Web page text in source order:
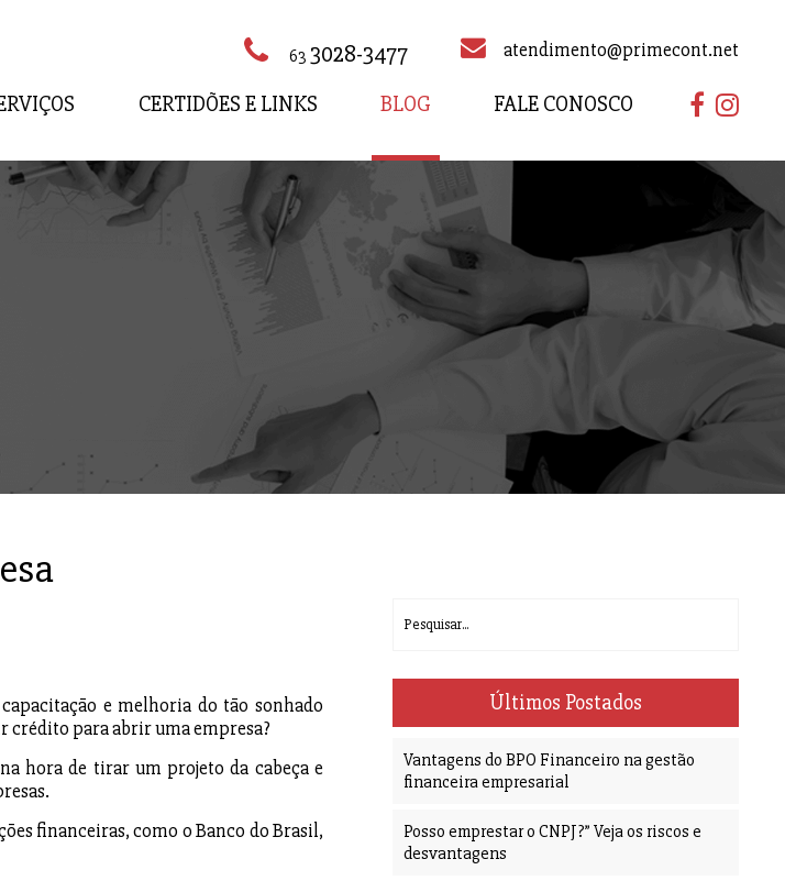
63 3028-3477 atendimento@primecont.net
CERTIDÕES E LINKS BLOG FALE CONOSCO
e melhoria do tão sonhado
crédito para abrir uma empresa?
hora de tirar um projeto da cabeça e
financeiras, como o Banco do Brasil,
Últimos Postados
Vantagens do BPO Financeiro na gestão
financeira empresarial
Posso emprestar o CNPJ?” Veja os riscos e
desvantagens